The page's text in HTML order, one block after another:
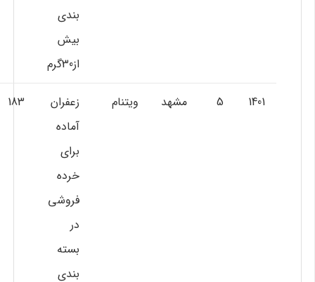
بندي
بيش
از30گرم
1401
5 مشهد ويتنام
زعفران
آماده
براي
خرده
فروشي
در
بسته
بندي
183